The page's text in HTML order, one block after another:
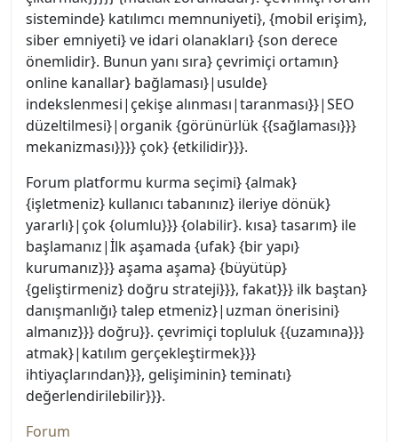
sisteminde} katılımcı memnuniyeti}, {mobil erişim},
siber emniyeti} ve idari olanakları} {son derece
önemlidir}. Bunun yanı sıra} çevrimiçi ortamın}
online kanallar} bağlaması}|usulde}
indekslenmesi|çekişe alınması|taranması}}|SEO
düzeltilmesi}|organik {görünürlük {{sağlaması}}}
mekanizması}}}} çok} {etkilidir}}}.
Forum platformu kurma seçimi} {almak}
{işletmeniz} kullanıcı tabanınız} ileriye dönük}
yararlı}|çok {olumlu}}} {olabilir}. kısa} tasarım} ile
başlamanız|İlk aşamada {ufak} {bir yapı}
kurumanız}}} aşama aşama} {büyütüp}
{geliştirmeniz} doğru strateji}}}, fakat}}} ilk baştan}
danışmanlığı} talep etmeniz}|uzman önerisini}
almanız}}} doğru}}. çevrimiçi topluluk {{uzamına}}}
atmak}|katılım gerçekleştirmek}}}
ihtiyaçlarından}}}, gelişiminin} teminatı}
değerlendirilebilir}}}.
Forum